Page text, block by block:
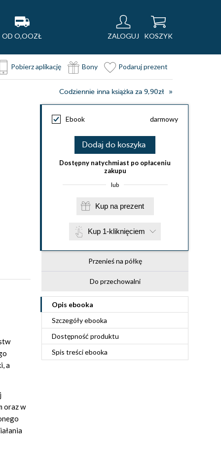
OD O,OOZŁ ZALOGUJ KOSZYK
Pobierz aplikację Bony Podaruj prezent
Codziennie inna książka za 9,90zł
Ebook darmowy
Dodaj do koszyka
Dostępny natychmiast po opłaceniu
zakupu
lub
Kup na prezent
Kup 1-kliknięciem
Przenieś na półkę
Do przechowalni
Opis ebooka
Szczegółyebooka
Dostępność produktu
Spis treściebooka
a
oraz w